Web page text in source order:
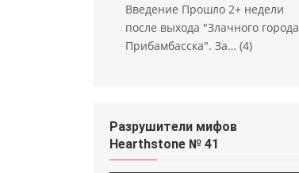
Введение Прошло 2+ недели
после выхода "Злачного города
Прибамбасска". За… (4)
Разрушители мифов
Hearthstone № 41